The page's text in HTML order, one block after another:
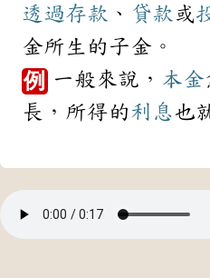
透過存款 、 貸款 或
金所生的子金。
例 一般來說， 本金
長，所得的利息也